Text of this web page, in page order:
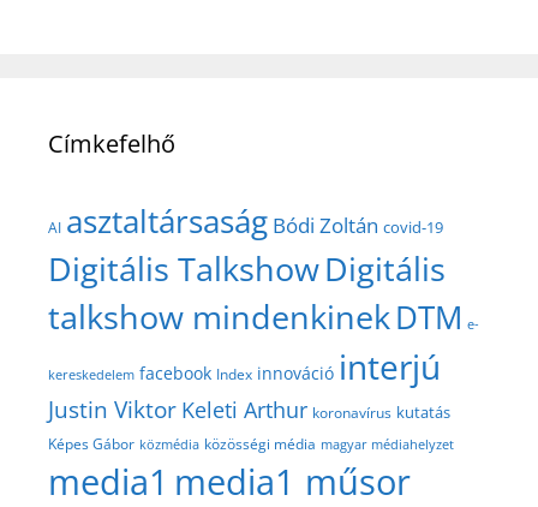
Címkefelhő
AI asztaltársaság Bódi Zoltán covid-19
Digitális TalkshowDigitális
talkshow mindenkinekDTM e-
kereskedelem facebook Index innováció interjú
Justin Viktor Keleti Arthur koronavírus kutatás
Képes Gábor közmédia közösségi média magyar médiahelyzet
media1 media1 műsor